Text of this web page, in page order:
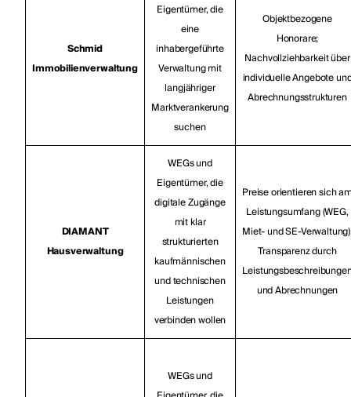
Schmid
Immobilienverwaltung
Eigentümer, die
eine
inhabergeführte
Verwaltung mit
langjähriger
Marktverankerung
suchen
Objektbezogene
Honorare;
Nachvollziehbarkeit über
individuelle Angebote
Abrechnungsstrukturen
DIAMANT
Hausverwaltung
WEGs und
Eigentümer, die
digitale Zugänge
mit klar
strukturierten
kaufmännischen
und technischen
Leistungen
verbinden wollen
Preise orientieren sich
Leistungsumfang (WEG,
Miet- und SE-
Transparenz durch
und Abrechnungen
WEGs und